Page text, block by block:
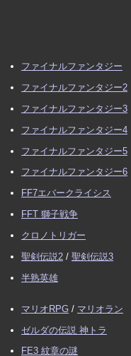
ファイナルファンタジー
ファイナルファンタジー2
ファイナルファンタジー3
ファイナルファンタジー4
ファイナルファンタジー5
ファイナルファンタジー6
FF7エバークライシス
FFT 獅子戦争
クロノトリガー
聖剣伝説2 / 聖剣伝説3
半熟英雄
マリオRPG / マリオラン
ゼルダの伝説 神トラ
FE3 紋章の謎